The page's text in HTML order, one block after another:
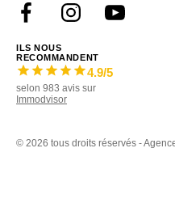
ILS NOUS
RECOMMANDENT
4.9/5
selon 983 avis sur
Immodvisor
© 2026 tous droits réservés -